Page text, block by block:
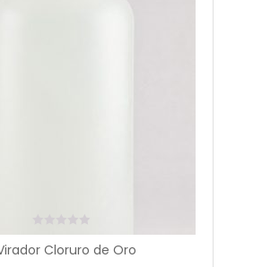
Cloruro de Oro
0
out